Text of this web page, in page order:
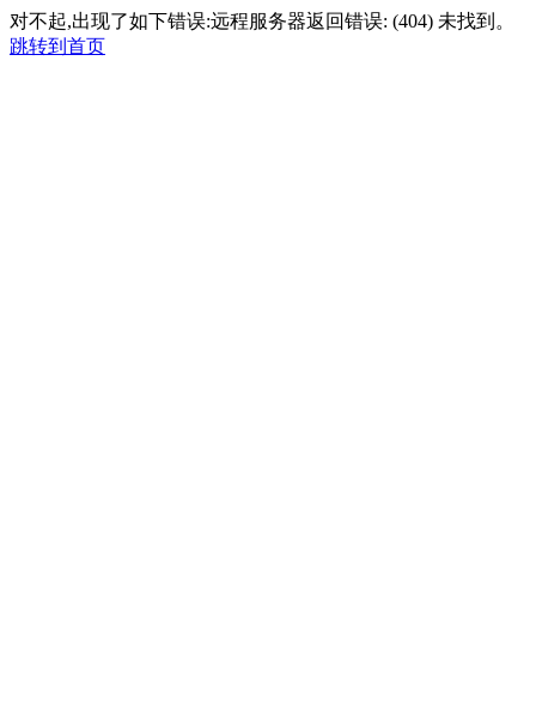
对不起,出现了如下错误:远程服务器返回错误: (404) 未找到。
跳转到首页